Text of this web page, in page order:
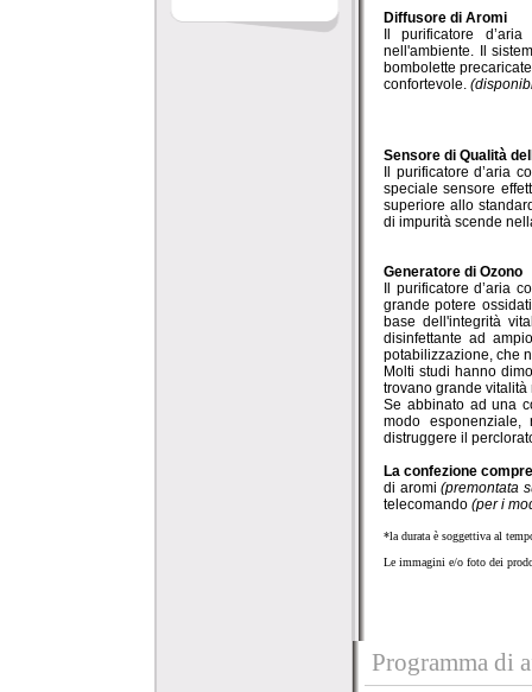
Diffusore di Aromi
Il purificatore
nell'ambiente. Il
bombolette
confortevole.
Sensore di Qualità
Il purificatore d’aria
speciale sensore
superiore allo
di impurità scende
Generatore di Ozono
Il purificatore d’aria
grande potere
base dell'integrità
disinfettante ad
potabilizzazione, che
Molti studi hanno
trovano grande
Se abbinato ad una
modo esponenziale,
distruggere il
La confezione
di aromi(premontata
telecomando (per i
*la durata è soggettiva al
Le immagini e/o foto dei
Programma di